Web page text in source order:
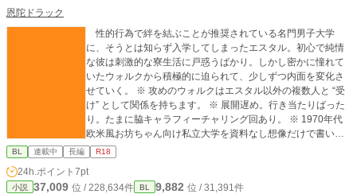
恩陀ドラック
性的行為で絆を結ぶことが推奨されている名門男子大学
に、そうとは知らず入学してしまったエスタル。初心で純情
な彼は刺激的な寮生活に戸惑うばかり。しかし密かに憧れて
いたウォルクから積極的に迫られて、少しずつ内面を変化さ
せていく。 ※ 攻めのウォルクはエスタル以外の複数人と “受
け” として関係を持ちます。 ※ 展開遅め。行き当たりばった
り。たまに脇キャラフィーチャリング回あり。 ※ 1970年代
欧米風お坊ちゃん向け私立大学を資料なし想像だけで書いて
ます。 ※ この作品はフィクションです。登場する人物・団
体・出来事等はすべて架空のものであり、現実とは一切関係
ありません。©恩陀ドラック
BL 連載中 長編 R18
24h.ポイント 7pt
小説 37,009 位 / 228,634件 BL 9,882 位 / 31,391件